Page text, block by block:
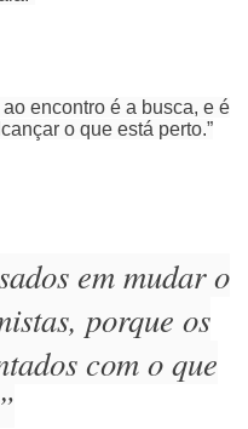
encontro é a busca, e é
o que está perto.”
em mudar o
porque os
com o que